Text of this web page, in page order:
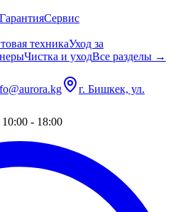
ГарантияСервис
техникаУход за
Чистка и уходВсе разделы →
г. Бишкек, ул.
- 18:00